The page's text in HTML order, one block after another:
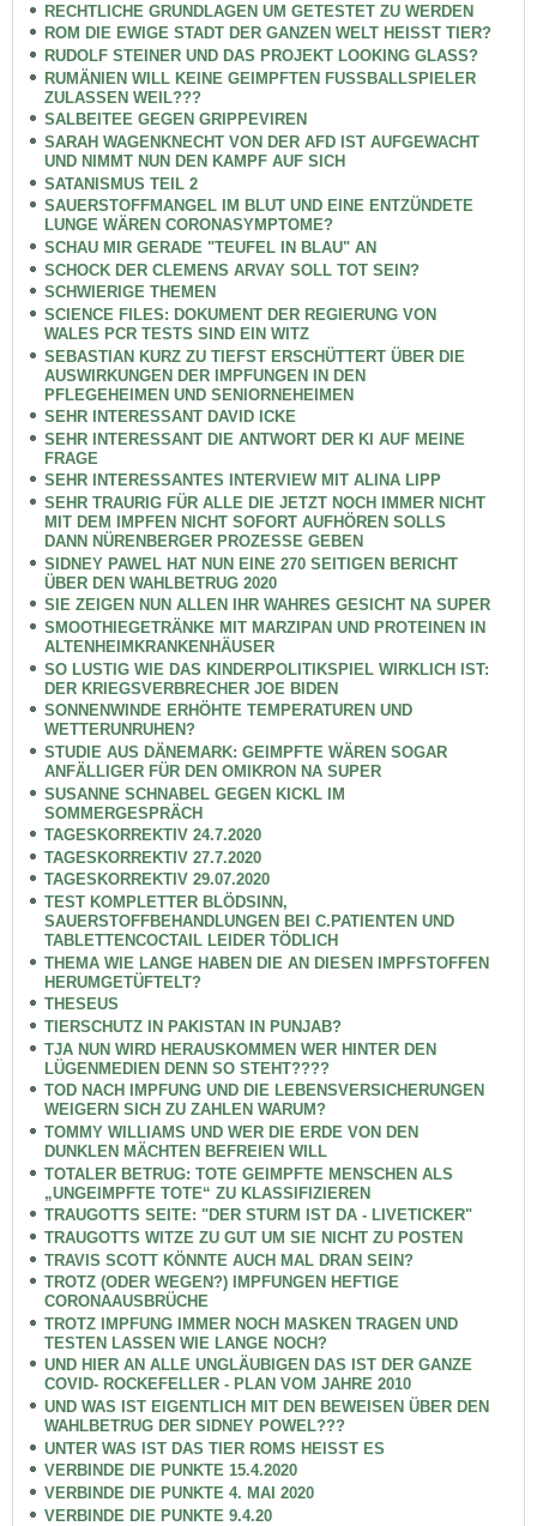
RECHTLICHE GRUNDLAGEN UM GETESTET ZU WERDEN
ROM DIE EWIGE STADT DER GANZEN WELT HEISST TIER?
RUDOLF STEINER UND DAS PROJEKT LOOKING GLASS?
RUMÄNIEN WILL KEINE GEIMPFTEN FUSSBALLSPIELER
ZULASSEN WEIL???
SALBEITEE GEGEN GRIPPEVIREN
SARAH WAGENKNECHT VON DER AFD IST AUFGEWACHT
UND NIMMT NUN DEN KAMPF AUF SICH
SATANISMUS TEIL 2
SAUERSTOFFMANGEL IM BLUT UND EINE ENTZÜNDETE
LUNGE WÄREN CORONASYMPTOME?
SCHAU MIR GERADE "TEUFEL IN BLAU" AN
SCHOCK DER CLEMENS ARVAY SOLL TOT SEIN?
SCHWIERIGE THEMEN
SCIENCE FILES: DOKUMENT DER REGIERUNG VON
WALES PCR TESTS SIND EIN WITZ
SEBASTIAN KURZ ZU TIEFST ERSCHÜTTERT ÜBER DIE
AUSWIRKUNGEN DER IMPFUNGEN IN DEN
PFLEGEHEIMEN UND SENIORNEHEIMEN
SEHR INTERESSANT DAVID ICKE
SEHR INTERESSANT DIE ANTWORT DER KI AUF MEINE
FRAGE
SEHR INTERESSANTES INTERVIEW MIT ALINA LIPP
SEHR TRAURIG FÜR ALLE DIE JETZT NOCH IMMER NICHT
MIT DEM IMPFEN NICHT SOFORT AUFHÖREN SOLLS
DANN NÜRENBERGER PROZESSE GEBEN
SIDNEY PAWEL HAT NUN EINE 270 SEITIGEN BERICHT
ÜBER DEN WAHLBETRUG 2020
SIE ZEIGEN NUN ALLEN IHR WAHRES GESICHT NA SUPER
SMOOTHIEGETRÄNKE MIT MARZIPAN UND PROTEINEN IN
ALTENHEIMKRANKENHÄUSER
SO LUSTIG WIE DAS KINDERPOLITIKSPIEL WIRKLICH IST:
DER KRIEGSVERBRECHER JOE BIDEN
SONNENWINDE ERHÖHTE TEMPERATUREN UND
WETTERUNRUHEN?
STUDIE AUS DÄNEMARK: GEIMPFTE WÄREN SOGAR
ANFÄLLIGER FÜR DEN OMIKRON NA SUPER
SUSANNE SCHNABEL GEGEN KICKL IM
SOMMERGESPRÄCH
TAGESKORREKTIV 24.7.2020
TAGESKORREKTIV 27.7.2020
TAGESKORREKTIV 29.07.2020
TEST KOMPLETTER BLÖDSINN,
SAUERSTOFFBEHANDLUNGEN BEI C.PATIENTEN UND
TABLETTENCOCTAIL LEIDER TÖDLICH
THEMA WIE LANGE HABEN DIE AN DIESEN IMPFSTOFFEN
HERUMGETÜFTELT?
THESEUS
TIERSCHUTZ IN PAKISTAN IN PUNJAB?
TJA NUN WIRD HERAUSKOMMEN WER HINTER DEN
LÜGENMEDIEN DENN SO STEHT????
TOD NACH IMPFUNG UND DIE LEBENSVERSICHERUNGEN
WEIGERN SICH ZU ZAHLEN WARUM?
TOMMY WILLIAMS UND WER DIE ERDE VON DEN
DUNKLEN MÄCHTEN BEFREIEN WILL
TOTALER BETRUG: TOTE GEIMPFTE MENSCHEN ALS
„UNGEIMPFTE TOTE“ ZU KLASSIFIZIEREN
TRAUGOTTS SEITE: "DER STURM IST DA - LIVETICKER"
TRAUGOTTS WITZE ZU GUT UM SIE NICHT ZU POSTEN
TRAVIS SCOTT KÖNNTE AUCH MAL DRAN SEIN?
TROTZ (ODER WEGEN?) IMPFUNGEN HEFTIGE
CORONAAUSBRÜCHE
TROTZ IMPFUNG IMMER NOCH MASKEN TRAGEN UND
TESTEN LASSEN WIE LANGE NOCH?
UND HIER AN ALLE UNGLÄUBIGEN DAS IST DER GANZE
COVID- ROCKEFELLER - PLAN VOM JAHRE 2010
UND WAS IST EIGENTLICH MIT DEN BEWEISEN ÜBER DEN
WAHLBETRUG DER SIDNEY POWEL???
UNTER WAS IST DAS TIER ROMS HEISST ES
VERBINDE DIE PUNKTE 15.4.2020
VERBINDE DIE PUNKTE 4. MAI 2020
VERBINDE DIE PUNKTE 9.4.20